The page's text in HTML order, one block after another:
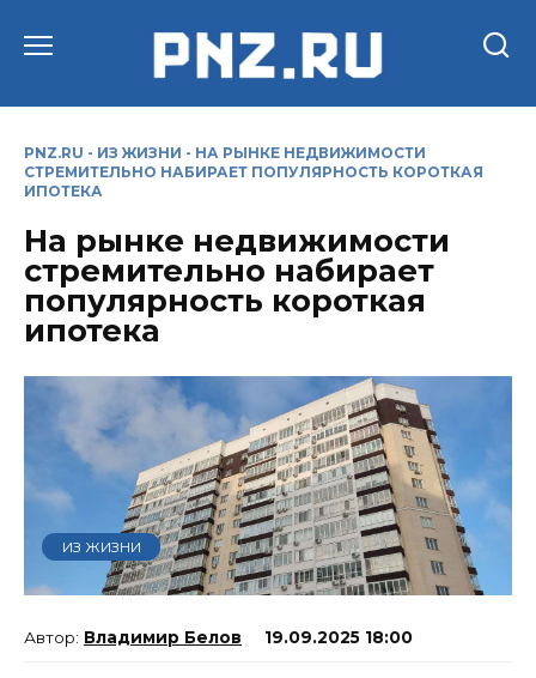
PNZ.RU - ИЗ ЖИЗНИ - НА РЫНКЕ НЕДВИЖИМОСТИ
СТРЕМИТЕЛЬНО НАБИРАЕТ ПОПУЛЯРНОСТЬ КОРОТКАЯ
ИПОТЕКА
На рынке недвижимости
стремительно набирает
популярность короткая
ипотека
ИЗ ЖИЗНИ
Владимир Белов 19.09.2025 18:00